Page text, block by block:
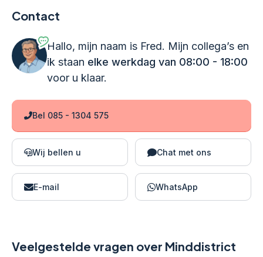
Contact
Hallo, mijn naam is Fred. Mijn collega’s en
ik staan elke werkdag van 08:00 - 18:00
voor u klaar.
Bel 085 - 1304 575
Wij bellen u Chat met ons
E-mail WhatsApp
Veelgestelde vragen over Minddistrict